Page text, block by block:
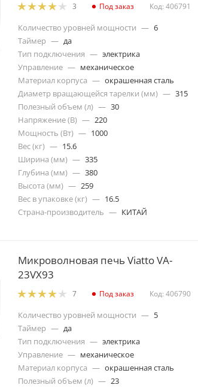
3 Под заказ Код: 406791
Количество уровней мощности — 6
Таймер — да
Тип подключения — электрика
Управление — механическое
Материал корпуса — окрашенная сталь
Диаметр вращающейся тарелки (мм) — 315
Полезный объем (л) — 30
Напряжение (В) — 220
Мощность (Вт) — 1000
Вес (кг) — 15.6
Ширина (мм) — 335
Глубина (мм) — 380
Высота (мм) — 259
Вес в упаковке (кг) — 16.5
Страна-производитель — КИТАЙ
Микроволновая печь Viatto VA-
23VX93
7 Под заказ Код: 406790
Количество уровней мощности — 5
Таймер — да
Тип подключения — электрика
Управление — механическое
Материал корпуса — окрашенная сталь
Полезный объем (л) — 23